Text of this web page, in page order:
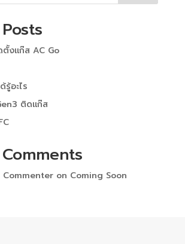
งแก๊ส AC Go
อะไร
ติดแก๊ส
on Coming Soon